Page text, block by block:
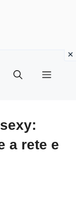
Menu
a rete e